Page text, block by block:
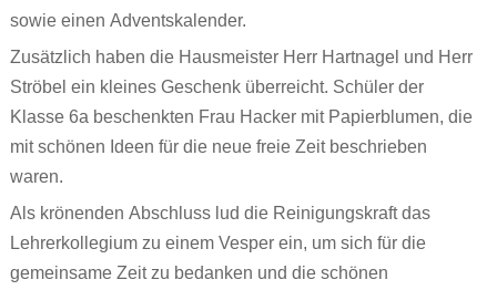
sowie einen Adventskalender.
Zusätzlich haben die Hausmeister Herr Hartnagel und Herr
Ströbel ein kleines Geschenk überreicht. Schüler der
Klasse 6a beschenkten Frau Hacker mit Papierblumen, die
mit schönen Ideen für die neue freie Zeit beschrieben
waren.
Als krönenden Abschluss lud die Reinigungskraft das
Lehrerkollegium zu einem Vesper ein, um sich für die
gemeinsame Zeit zu bedanken und die schönen